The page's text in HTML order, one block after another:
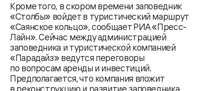
Кроме того, в скором времени заповедник
«Столбы» войдет в туристический маршрут
«Саянское кольцо», сообщает РИА «Пресс-
Лайн». Сейчас между администрацией
заповедника и туристической компанией
«Парадайз» ведутся переговоры
по вопросам аренды и инвестиций.
Предполагается, что компания вложит
в реконструкцию и развитие заповедника